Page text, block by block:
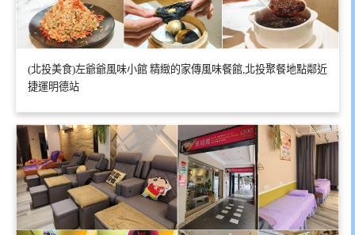
(北投美食)左爺爺風味小館 精緻的家傳風味餐館,北投聚餐地點鄰近
捷運明德站